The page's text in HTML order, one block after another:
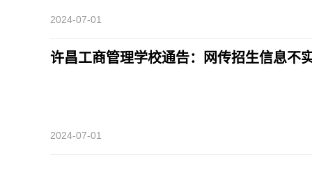
2024-07-01
许昌工商管理学校通告：网传招生信息不实
2024-07-01